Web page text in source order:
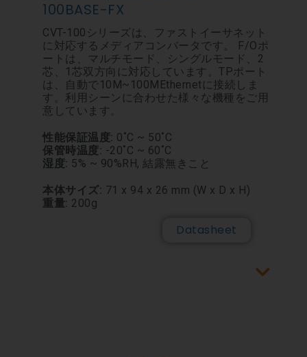
100BASE-FX
CVT-100シリーズは、ファストイーサネット
に対応するメディアコンバータです。 F/Oポ
ートは、マルチモード、シングルモード、2
芯、1芯双方向に対応しています。TPポート
は、自動で10M~100MEthernetに接続しま
す。利用シーンに合わせた様々な機種をご用
意しています。
性能保証温度: 0˚C ~ 50˚C
保管時温度: -20˚C ~ 60˚C
湿度: 5% ~ 90%RH, 結露無きこと
本体サイズ: 71 x 94 x 26 mm (W x D x H)
重量: 200g
Datasheet